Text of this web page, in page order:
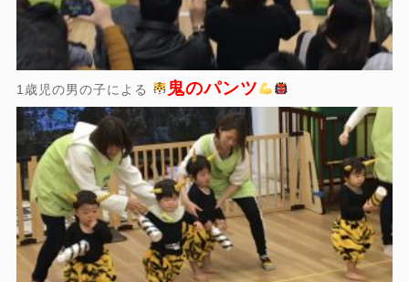
1歳児の男の子による 鬼のパンツ